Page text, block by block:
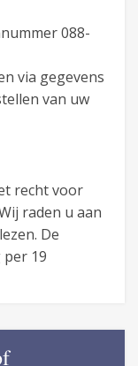
088-
via gegevens
van uw
recht voor
raden u aan
De
19